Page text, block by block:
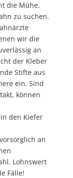
die Mühe,
zu suchen.
wir die
an
der Kleber
Stifte aus
ein. Sind
können
den Kiefer
an
Lohnswert
Fälle!